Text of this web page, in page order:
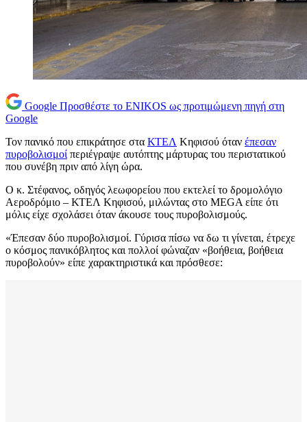
Google Προσθέστε το ENIKOS ως προτιμώμενη πηγή στη
Google
Τον πανικό που επικράτησε στα ΚΤΕΛ Κηφισού όταν έπεσαν
πυροβολισμοί περιέγραψε αυτόπτης μάρτυρας του περιστατικού
που συνέβη πριν από λίγη ώρα.
Ο κ. Στέφανος, οδηγός λεωφορείου που εκτελεί το δρομολόγιο
Αεροδρόμιο – ΚΤΕΛ Κηφισού, μιλώντας στο MEGA είπε ότι
μόλις είχε σχολάσει όταν άκουσε τους πυροβολισμούς.
«Έπεσαν δύο πυροβολισμοί. Γύρισα πίσω να δω τι γίνεται, έτρεχε
ο κόσμος πανικόβλητος και πολλοί φώναζαν «βοήθεια, βοήθεια
πυροβολούν» είπε χαρακτηριστικά και πρόσθεσε: